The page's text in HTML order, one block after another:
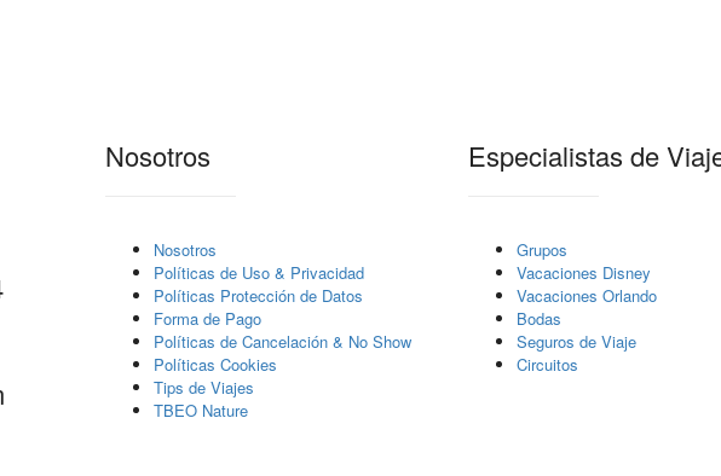
Nosotros
Nosotros
Polí­ticas de Uso & Privacidad
Polí­ticas Protección de Datos
Forma de Pago
Políticas de Cancelación & No Show
Políticas Cookies
Tips de Viajes
TBEO Nature
Especialistas de
Grupos
Vacaciones Disney
Vacaciones Orlando
Bodas
Seguros de Viaje
Circuitos